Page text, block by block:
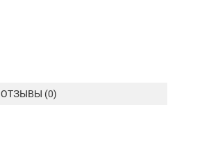
ОТЗЫВЫ (0)